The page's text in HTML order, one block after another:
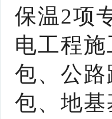
保温2项
电工程
包、公
包、地